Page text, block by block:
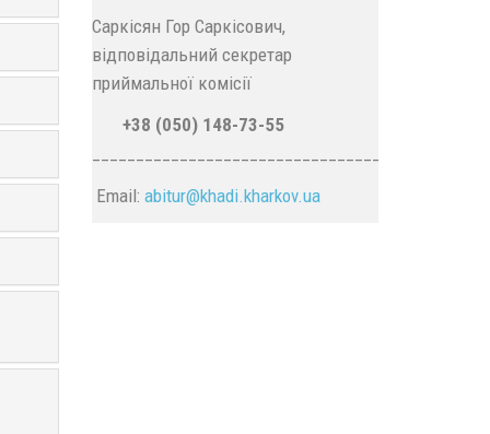
Саркісян Гор Саркісович,
відповідальний секретар
приймальної комісії
+38 (050) 148-73-55
Email: abitur@khadi.kharkov.ua